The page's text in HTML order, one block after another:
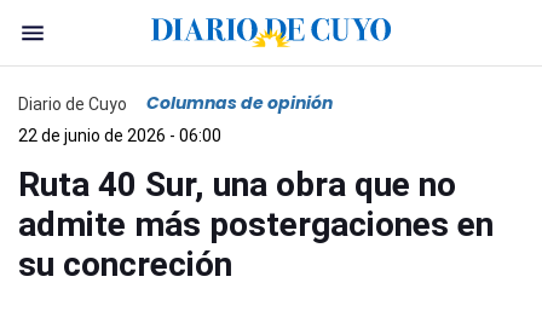
Diario de Cuyo Columnas de opinión
22 de junio de 2026 - 06:00
Ruta 40 Sur, una obra que no
admite más postergaciones en
su concreción